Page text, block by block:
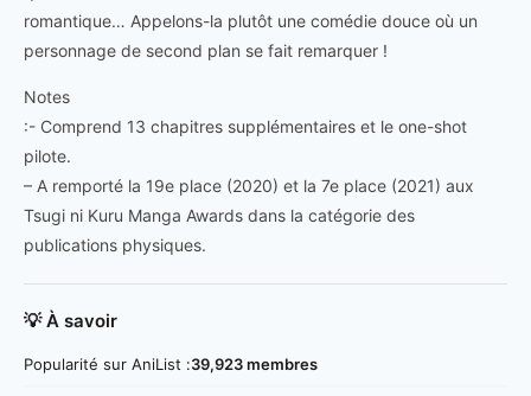
romantique… Appelons-la plutôt une comédie douce où un
personnage de second plan se fait remarquer !
Notes
:- Comprend 13 chapitres supplémentaires et le one-shot
pilote.
– A remporté la 19e place (2020) et la 7e place (2021) aux
Tsugi ni Kuru Manga Awards dans la catégorie des
publications physiques.
💡 À savoir
Popularité sur AniList :39,923 membres